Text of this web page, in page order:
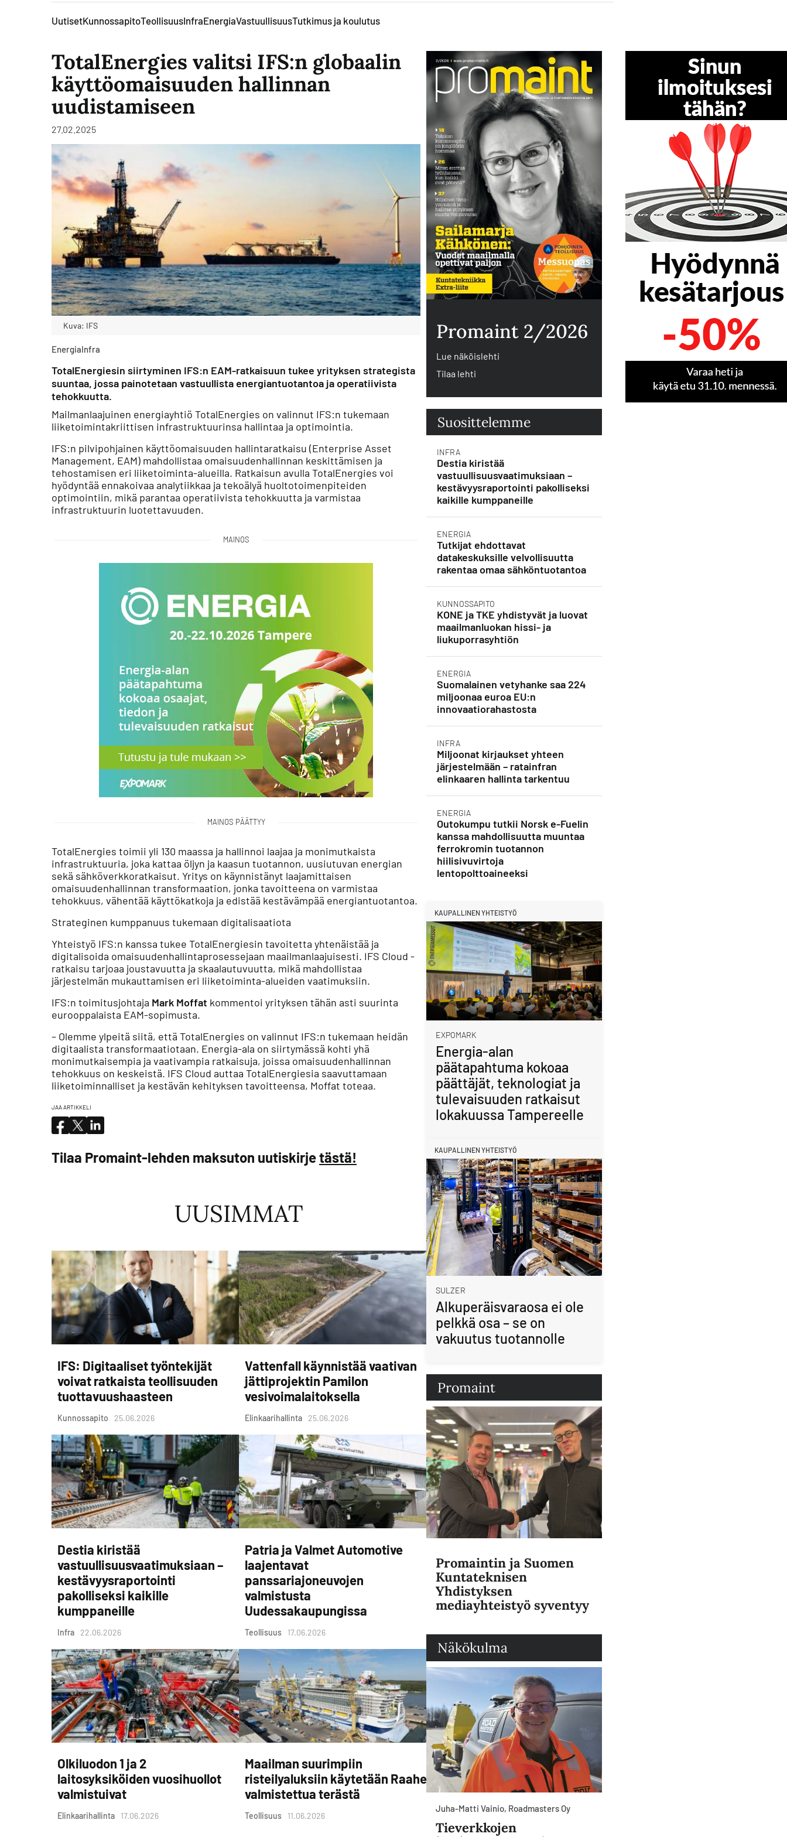
UutisetKunnossapitoTeollisuusInfraEnergiaVastuullisuusTutkimus ja koulutus
TotalEnergies valitsi IFS:n globaalin
käyttöomaisuuden hallinnan
uudistamiseen
27.02.2025
Kuva: IFS
EnergiaInfra
TotalEnergiesin siirtyminen IFS:n EAM-ratkaisuun tukee yrityksen strategista
suuntaa, jossa painotetaan vastuullista energiantuotantoa ja operatiivista
tehokkuutta.
Mailmanlaajuinen energiayhtiö TotalEnergies on valinnut IFS:n tukemaan
liiketoimintakriittisen infrastruktuurinsa hallintaa ja optimointia.
IFS:n pilvipohjainen käyttöomaisuuden hallintaratkaisu (Enterprise Asset
Management, EAM) mahdollistaa omaisuudenhallinnan keskittämisen ja
tehostamisen eri liiketoiminta-alueilla. Ratkaisun avulla TotalEnergies voi
hyödyntää ennakoivaa analytiikkaa ja tekoälyä huoltotoimenpiteiden
optimointiin, mikä parantaa operatiivista tehokkuutta ja varmistaa
infrastruktuurin luotettavuuden.
MAINOS
MAINOS PÄÄTTYY
TotalEnergies toimii yli 130 maassa ja hallinnoi laajaa ja monimutkaista
infrastruktuuria, joka kattaa öljyn ja kaasun tuotannon, uusiutuvan energian
sekä sähköverkkoratkaisut. Yritys on käynnistänyt laajamittaisen
omaisuudenhallinnan transformaation, jonka tavoitteena on varmistaa
tehokkuus, vähentää käyttökatkoja ja edistää kestävämpää energiantuotantoa.
Strateginen kumppanuus tukemaan digitalisaatiota
Yhteistyö IFS:n kanssa tukee TotalEnergiesin tavoitetta yhtenäistää ja
digitalisoida omaisuudenhallintaprosessejaan maailmanlaajuisesti. IFS Cloud -
ratkaisu tarjoaa joustavuutta ja skaalautuvuutta, mikä mahdollistaa
järjestelmän mukauttamisen eri liiketoiminta-alueiden vaatimuksiin.
IFS:n toimitusjohtaja Mark Moffat kommentoi yrityksen tähän asti suurinta
eurooppalaista EAM-sopimusta.
– Olemme ylpeitä siitä, että TotalEnergies on valinnut IFS:n tukemaan heidän
digitaalista transformaatiotaan. Energia-ala on siirtymässä kohti yhä
monimutkaisempia ja vaativampia ratkaisuja, joissa omaisuudenhallinnan
tehokkuus on keskeistä. IFS Cloud auttaa TotalEnergiesia saavuttamaan
liiketoiminnalliset ja kestävän kehityksen tavoitteensa, Moffat toteaa.
JAA ARTIKKELI
Tilaa Promaint-lehden maksuton uutiskirjetästä!
UUSIMMAT
IFS: Digitaaliset työntekijät
voivat ratkaista teollisuuden
tuottavuushaasteen
Kunnossapito 25.06.2026
Vattenfall käynnistää vaativan
jättiprojektin Pamilon
vesivoimalaitoksella
Elinkaarihallinta 25.06.2026
Destia kiristää
vastuullisuusvaatimuksiaan –
kestävyysraportointi
pakolliseksi kaikille
kumppaneille
Infra 22.06.2026
Patria ja Valmet Automotive
laajentavat
panssariajoneuvojen
valmistusta
Uudessakaupungissa
Teollisuus 17.06.2026
Olkiluodon 1 ja 2
laitosyksiköiden vuosihuollot
valmistuivat
Elinkaarihallinta 17.06.2026
Maailman suurimpiin
risteilyaluksiin käytetään Raahessa
valmistettua terästä
Teollisuus 11.06.2026
Promaint 2/2026
Lue näköislehti
Tilaa lehti
Suosittelemme
INFRA
Destia kiristää
vastuullisuusvaatimuksiaan –
kestävyysraportointi pakolliseksi
kaikille kumppaneille
ENERGIA
Tutkijat ehdottavat
datakeskuksille velvollisuutta
rakentaa omaa sähköntuotantoa
KUNNOSSAPITO
KONE ja TKE yhdistyvät ja luovat
maailmanluokan hissi- ja
liukuporrasyhtiön
ENERGIA
Suomalainen vetyhanke saa 224
miljoonaa euroa EU:n
innovaatiorahastosta
INFRA
Miljoonat kirjaukset yhteen
järjestelmään – ratainfran
elinkaaren hallinta tarkentuu
ENERGIA
Outokumpu tutkii Norsk e-Fuelin
kanssa mahdollisuutta muuntaa
ferrokromin tuotannon
hiilisivuvirtoja
lentopolttoaineeksi
KAUPALLINEN YHTEISTYÖ
EXPOMARK
Energia-alan
päätapahtuma kokoaa
päättäjät, teknologiat ja
tulevaisuuden ratkaisut
lokakuussa Tampereelle
KAUPALLINEN YHTEISTYÖ
SULZER
Alkuperäisvaraosa ei ole
pelkkä osa – se on
vakuutus tuotannolle
Promaint
Promaintin ja Suomen
Kuntateknisen
Yhdistyksen
mediayhteistyö syventyy
Näkökulma
Juha-Matti Vainio, Roadmasters Oy
Tieverkkojen